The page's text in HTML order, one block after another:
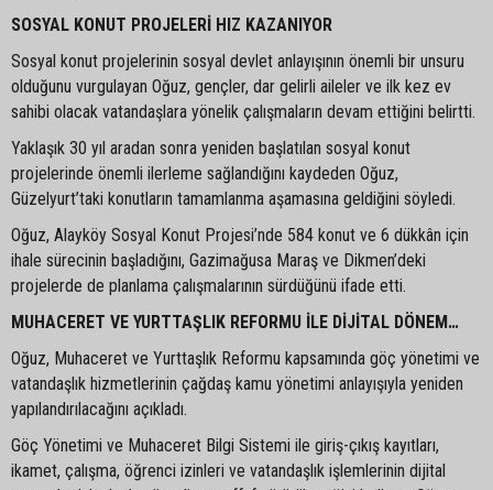
SOSYAL KONUT PROJELERİ HIZ KAZANIYOR
Sosyal konut projelerinin sosyal devlet anlayışının önemli bir unsuru
olduğunu vurgulayan Oğuz, gençler, dar gelirli aileler ve ilk kez ev
sahibi olacak vatandaşlara yönelik çalışmaların devam ettiğini belirtti.
Yaklaşık 30 yıl aradan sonra yeniden başlatılan sosyal konut
projelerinde önemli ilerleme sağlandığını kaydeden Oğuz,
Güzelyurt’taki konutların tamamlanma aşamasına geldiğini söyledi.
Oğuz, Alayköy Sosyal Konut Projesi’nde 584 konut ve 6 dükkân için
ihale sürecinin başladığını, Gazimağusa Maraş ve Dikmen’deki
projelerde de planlama çalışmalarının sürdüğünü ifade etti.
MUHACERET VE YURTTAŞLIK REFORMU İLE DİJİTAL DÖNEM…
Oğuz, Muhaceret ve Yurttaşlık Reformu kapsamında göç yönetimi ve
vatandaşlık hizmetlerinin çağdaş kamu yönetimi anlayışıyla yeniden
yapılandırılacağını açıkladı.
Göç Yönetimi ve Muhaceret Bilgi Sistemi ile giriş-çıkış kayıtları,
ikamet, çalışma, öğrenci izinleri ve vatandaşlık işlemlerinin dijital